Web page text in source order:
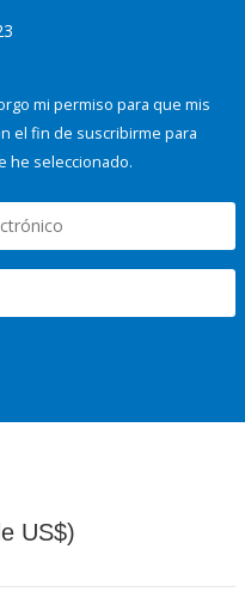
mi permiso para que mis
el fin de suscribirme para
he seleccionado.
US$)